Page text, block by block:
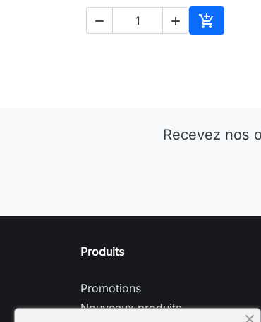
  
Ajouter
Recevez nos
Produits
Promotions
Nouveaux produits